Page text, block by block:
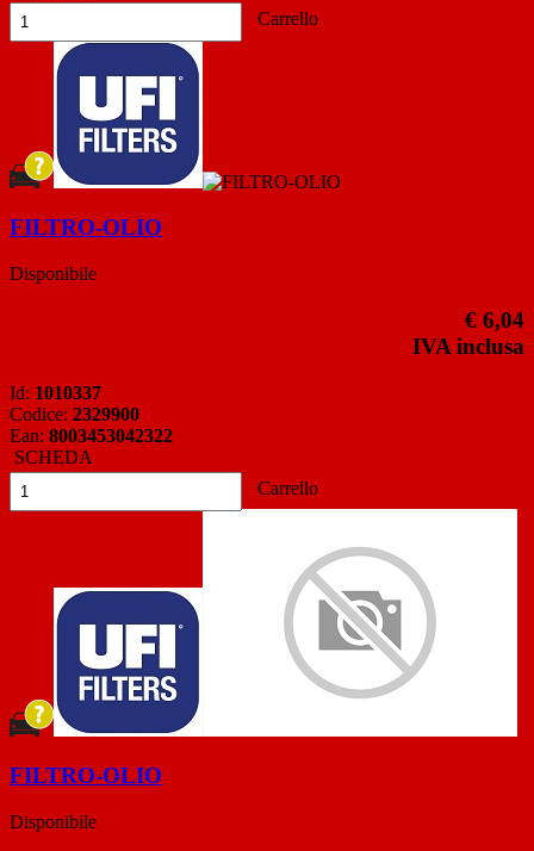
Carrello
FILTRO-OLIO
Disponibile
€ 6,04
IVA inclusa
Id: 1010337
Codice: 2329900
Ean: 8003453042322
SCHEDA
Carrello
FILTRO-OLIO
Disponibile